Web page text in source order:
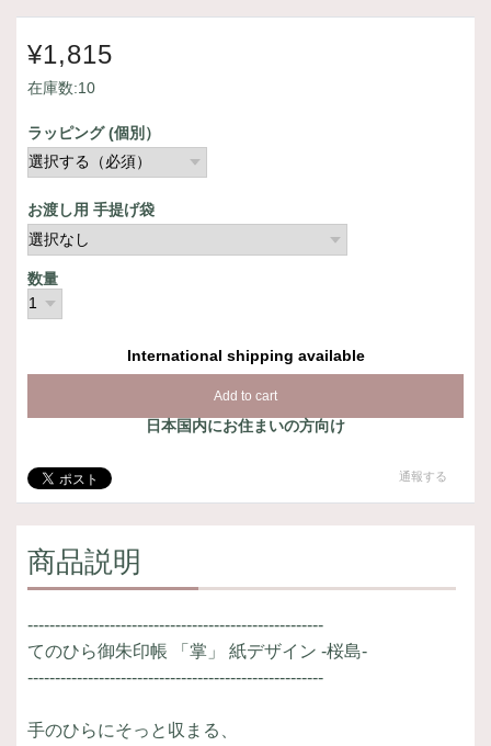
¥1,815
在庫数:10
ラッピング (個別）
お渡し用 手提げ袋
数量
International shipping available
Add to cart
日本国内にお住まいの方向け
通報する
商品説明
------------------------------------------------------
てのひら御朱印帳 「掌」 紙デザイン -桜島-
------------------------------------------------------
手のひらにそっと収まる、